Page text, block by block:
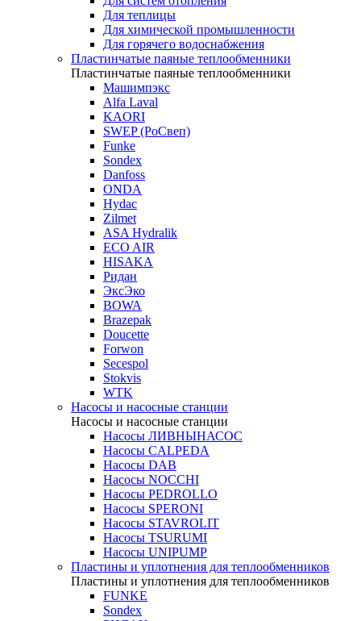
Для теплицы
Для химической промышленности
Для горячего водоснабжения
Пластинчатые паяные теплообменники
Пластинчатые паяные теплообменники
Машимпэкс
Alfa Laval
KAORI
SWEP (РоСвеп)
Funke
Sondex
Danfoss
ONDA
Hydac
Zilmet
ASA Hydralik
ECO AIR
HISAKA
Ридан
ЭксЭко
BOWA
Brazepak
Doucette
Forwon
Secespol
Stokvis
WTK
Насосы и насосные станции
Насосы и насосные станции
Насосы ЛИВНЫНАСОС
Насосы CALPEDA
Насосы DAB
Насосы NOCCHI
Насосы PEDROLLO
Насосы SPERONI
Насосы STAVROLIT
Насосы TSURUMI
Насосы UNIPUMP
Пластины и уплотнения для теплообменников
Пластины и уплотнения для теплообменников
FUNKE
Sondex